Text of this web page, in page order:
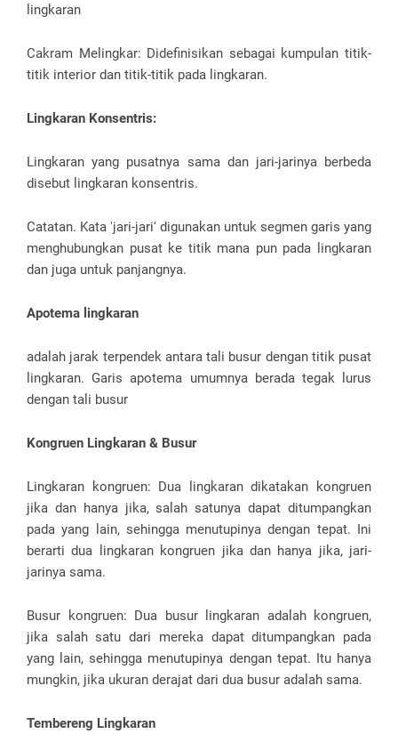
lingkaran
Cakram Melingkar: Didefinisikan sebagai kumpulan titik-
titik interior dan titik-titik pada lingkaran.
Lingkaran Konsentris:
Lingkaran yang pusatnya sama dan jari-jarinya berbeda
disebut lingkaran konsentris.
Catatan. Kata 'jari-jari' digunakan untuk segmen garis yang
menghubungkan pusat ke titik mana pun pada lingkaran
dan juga untuk panjangnya.
Apotema lingkaran
adalah jarak terpendek antara tali busur dengan titik pusat
lingkaran. Garis apotema umumnya berada tegak lurus
dengan tali busur
Kongruen Lingkaran & Busur
Lingkaran kongruen: Dua lingkaran dikatakan kongruen
jika dan hanya jika, salah satunya dapat ditumpangkan
pada yang lain, sehingga menutupinya dengan tepat. Ini
berarti dua lingkaran kongruen jika dan hanya jika, jari-
jarinya sama.
Busur kongruen: Dua busur lingkaran adalah kongruen,
jika salah satu dari mereka dapat ditumpangkan pada
yang lain, sehingga menutupinya dengan tepat. Itu hanya
mungkin, jika ukuran derajat dari dua busur adalah sama.
Tembereng Lingkaran